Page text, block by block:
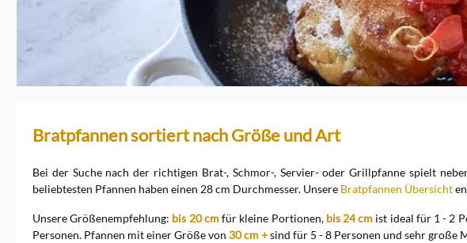
Bratpfannen sortiert nach Größe und Art
Bei der Suche nach der richtigen Brat-, Schmor-, Servier- oder Grillpfanne spielt
beliebtesten Pfannen haben einen 28 cm Durchmesser. Unsere Bratpfannen Übersicht
Unsere Größenempfehlung: bis 20 cmfür kleine Portionen, bis 24 cm ist ideal für 1 - 2
Personen. Pfannen mit einer Größe von 30 cm +sind für 5 - 8 Personen und sehr große